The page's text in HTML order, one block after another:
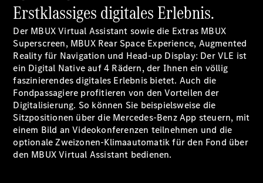
Erstklassiges digitales Erlebnis.
Der MBUX Virtual Assistant sowie die Extras MBUX
Superscreen, MBUX Rear Space Experience, Augmented
Reality für Navigation und Head-up Display: Der VLE ist
ein Digital Native auf 4 Rädern, der Ihnen ein völlig
faszinierendes digitales Erlebnis bietet. Auch die
Fondpassagiere profitieren von den Vorteilen der
Digitalisierung. So können Sie beispielsweise die
Sitzpositionen über die Mercedes-Benz App steuern, mit
einem Bild an Videokonferenzen teilnehmen und die
optionale Zweizonen-Klimaautomatik für den Fond über
den MBUX Virtual Assistant bedienen.